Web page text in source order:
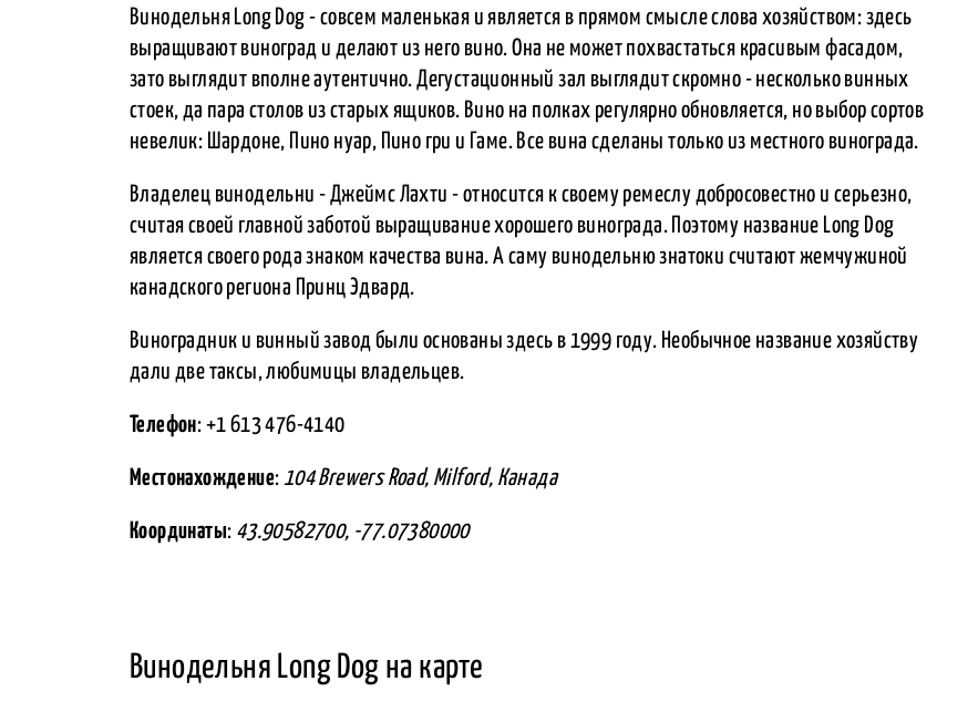
Винодельня Long Dog - совсем маленькая и является в прямом смысле слова хозяйством: здесь
выращивают виноград и делают из него вино. Она не может похвастаться красивым фасадом,
зато выглядит вполне аутентично. Дегустационный зал выглядит скромно - несколько винных
стоек, да пара столов из старых ящиков. Вино на полках регулярно обновляется, но выбор сортов
невелик: Шардоне, Пино нуар, Пино гри и Гаме. Все вина сделаны только из местного винограда.
Владелец винодельни - Джеймс Лахти - относится к своему ремеслу добросовестно и серьезно,
считая своей главной заботой выращивание хорошего винограда. Поэтому название Long Dog
является своего рода знаком качества вина. А саму винодельню знатоки считают жемчужиной
канадского региона Принц Эдвард.
Виноградник и винный завод были основаны здесь в 1999 году. Необычное название хозяйству
дали две таксы, любимицы владельцев.
Телефон: +1 613 476-4140
Местонахождение: 104 Brewers Road, Milford, Канада
Координаты: 43.90582700, -77.07380000
Винодельня Long Dog на карте